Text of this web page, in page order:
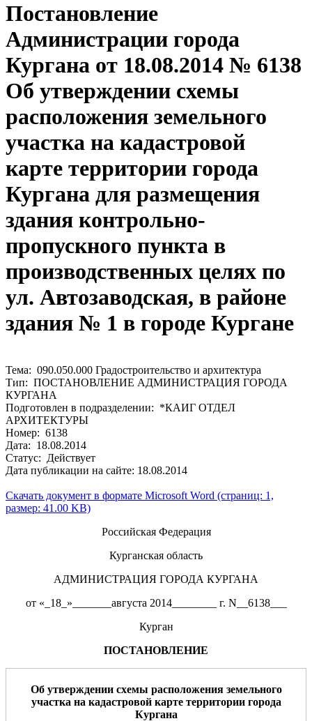
Постановление
Администрации города
Кургана от 18.08.2014 № 6138
Об утверждении схемы
расположения земельного
участка на кадастровой
карте территории города
Кургана для размещения
здания контрольно-
пропускного пункта в
производственных целях по
ул. Автозаводская, в районе
здания № 1 в городе Кургане
Тема: 090.050.000 Градостроительство и архитектура
Тип: ПОСТАНОВЛЕНИЕ АДМИНИСТРАЦИЯ ГОРОДА
КУРГАНА
Подготовлен в подразделении: *КАИГ ОТДЕЛ
АРХИТЕКТУРЫ
Номер: 6138
Дата: 18.08.2014
Статус: Действует
Дата публикации на сайте: 18.08.2014
Скачать документ в формате Microsoft Word (страниц: 1,
размер: 41.00 KB)
Российская Федерация
Курганская область
АДМИНИСТРАЦИЯ ГОРОДА КУРГАНА
от «_18_»_______августа 2014________ г. N__6138___
Курган
ПОСТАНОВЛЕНИЕ
Об утверждении схемы расположения земельного
участка на кадастровой карте территории города
Кургана